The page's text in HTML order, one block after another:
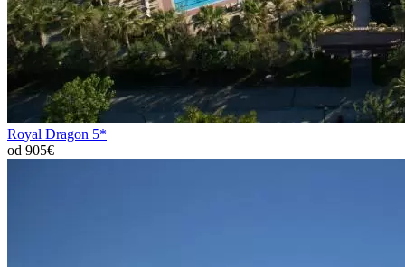
Royal Dragon 5*
od 905€